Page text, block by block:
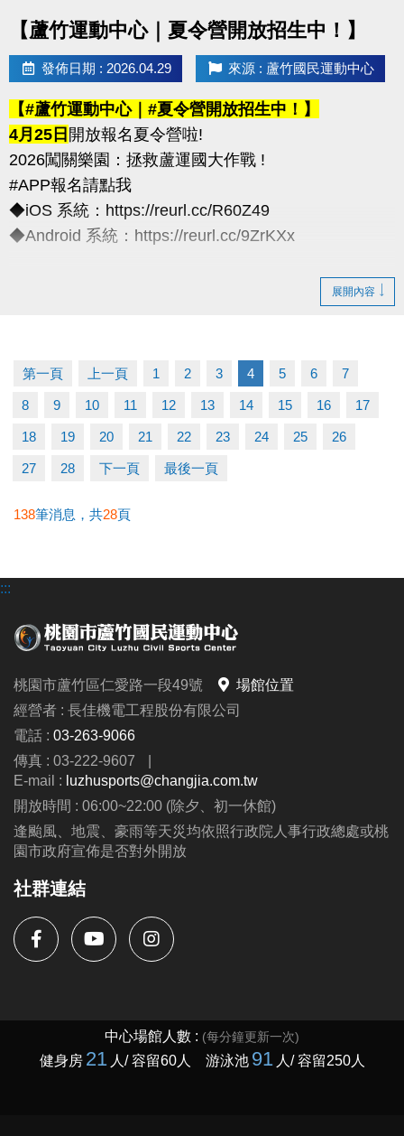
連絡資訊
-洽詢專線：03-2639066 #111、112
https://www.lzsports.com.tw/zh_TW/news/pageID/1/
-FB : 桃園市蘆竹國民運動中心
-IG : @luzhusports
【蘆竹運動中心｜夏令營開放招生中！】
發佈日期 : 2026.04.29 來源 : 蘆竹國民運動中心
【#蘆竹運動中心｜#夏令營開放招生中！】
4月25日 開放報名夏令營啦!
2026闖關樂園：拯救蘆運國大作戰 !
#APP報名請點我
◆iOS 系統：https://reurl.cc/R60Z49
◆Android 系統：https://reurl.cc/9ZrKXx
一般-----6/1至6/21享95折
多梯優惠---兩梯9折/三梯88折/五梯85折
◆泳力試煉營
超早鳥---5/10前享85折
一般-----6/1至6/30(一梯95折/兩梯9折/三梯88折)
早鳥---至6/28前
6/28後報名 凡參加過耕斗耘或上課學員享9折優惠
◆伊索教育科學全日營
第一周---$4900
第二周至第九周---$8300
(可與蘆運夏令營並行優惠呦、泳池、耕斗耘除外
連絡資訊
-洽詢專線：03-2639066 #115、116
https://www.lzsports.com.tw/zh_TW/news/pageID/1/
-FB : 桃園市蘆竹國民運動中心
-IG : @luzhusports
展開內容
第一頁 上一頁 1 2 3 4 5 6 7
8 9 10 11 12 13 14 15 16 17
18 19 20 21 22 23 24 25 26
27 28 下一頁 最後一頁
138筆消息，共28頁
:::
桃園市蘆竹區仁愛路一段49號
場館位置
經營者 : 長佳機電工程股份有限公司
電話 : 03-263-9066
傳真 : 03-222-9607
|
E-mail : luzhusports@changjia.com.tw
開放時間 : 06:00~22:00 (除夕、初一休館)
逢颱風、地震、豪雨等天災均依照行政院人事行政總處或桃
園市政府宣佈是否對外開放
社群連結